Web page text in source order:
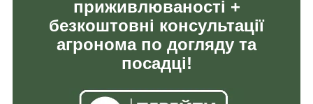
приживлюваності +
безкоштовні консультації
агронома по догляду та
посадці!